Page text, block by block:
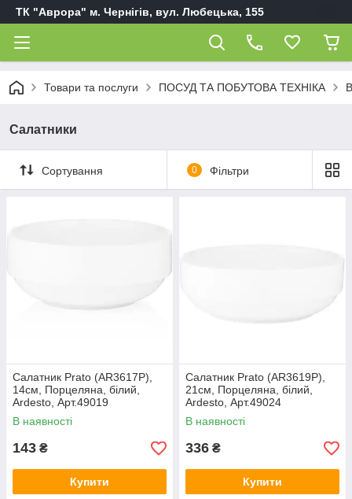
ТК "Аврора" м. Чернігів, вул. Любецька, 155
Товари та послуги ПОСУД ТА ПОБУТОВА ТЕХНІКА
Салатники
Сортування 0 Фільтри
Салатник Prato (AR3617P),
14см, Порцеляна, білий,
Ardesto, Арт.49019
В наявності
143 ₴
Купити
Салатник Prato (AR3619P),
21см, Порцеляна, білий,
Ardesto, Арт.49024
В наявності
336 ₴
Купити